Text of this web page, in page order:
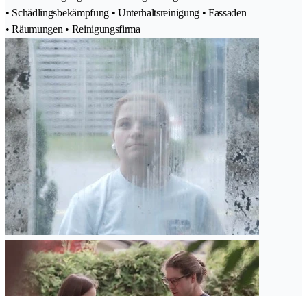
• Schädlingsbekämpfung • Unterhaltsreinigung • Fassaden
• Räumungen • Reinigungsfirma